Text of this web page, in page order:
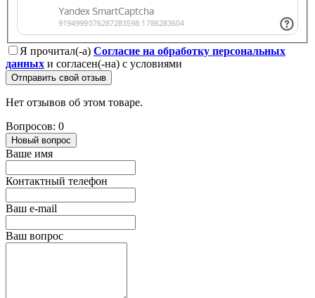
Я прочитал(-а) Согласие на обработку персональных
данных и согласен(-на) с условиями
Отправить свой отзыв
Нет отзывов об этом товаре.
Вопросов: 0
Новый вопрос
Ваше имя
Контактный телефон
Ваш e-mail
Ваш вопрос